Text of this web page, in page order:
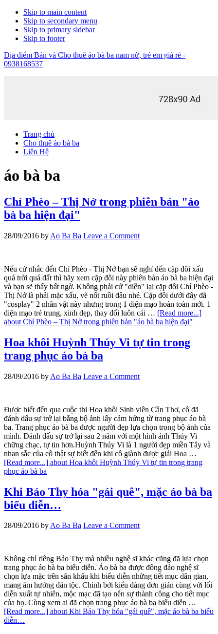
Skip to main content
Skip to secondary menu
Skip to primary sidebar
Skip to footer
Địa điểm Bán và Cho thuê áo bà ba nam nữ, trẻ em giá rẻ -
0938168537
Trang chủ
Cho thuê áo bà ba
Liên Hệ
áo bà ba
Chí Phèo – Thị Nở trong phiên bản "áo
bà ba hiện đại"
28/09/2016 by Ao Ba Ba Leave a Comment
Nếu cứ nhắc đến Chí Phèo - Thị Nở bạn sẽ nghỉ đến cặp đôi xấu
quá trời quá đất thì hãy xem cặp đôi này phiên bản áo bà ba hiện đại
và bạn sẽ thấy bất ngờ. Không phải cứ "diễn" lại cặp đôi Chí Phèo -
Thị Nở là phải mặc xấu, vẽ nốt ruồi đâu nhé. Cặp đôi dưới đây đã
"cosplay" 2 nhân vật này nhưng trong 1 diện mạo hoàn toàn mới. 1
diện mạo trẻ trung, xinh đẹp, thay đổi luôn cái … [Read more...]
about Chí Phèo – Thị Nở trong phiên bản "áo bà ba hiện đại"
Hoa khôi Huỳnh Thúy Vi tự tin trong
trang phục áo bà ba
28/09/2016 by Ao Ba Ba Leave a Comment
Được biết đến qua cuộc thi Hoa khôi Sinh viên Cần Thơ, cô đã
đánh dấu sự trở lại bằng bộ ảnh lấy cảm hứng từ trang phục áo bà
ba. Trang phục áo bà ba được người đẹp lựa chọn trong bộ ảnh của
mình. Đánh dấu sự trở lại sau 2 năm với một hình ảnh Thúy Vi
chững chạc, tự tin hơn.Huỳnh Thúy Vi là 1 người đẹp miền Tây và
nhan sắc của cô thật sự biết đến khi cô giành được giải Hoa …
[Read more...] about Hoa khôi Huỳnh Thúy Vi tự tin trong trang
phục áo bà ba
Khi Bảo Thy hóa "gái quê", mặc áo bà ba
biểu diễn…
28/09/2016 byAo Ba Ba Leave a Comment
Không chỉ riêng Bảo Thy mà nhiều nghệ sĩ khác cũng đã lựa chọn
trang phục áo bà ba biểu diễn. Áo bà ba được đông đảo nghệ sĩ
chọn lựa mặc trên sân khấu khi biểu diễn những tiết mục dân gian,
mang âm hưởng dân tộc. Chính bởi kiểu dáng đơn giản cùng với lối
diễn xuất tự nhiên, mộc mạc đã tạo nên sự thành công cho tiết mục
của họ. Cùng xem ai đã chọn trang phục áo bà ba biểu diễn …
[Read more...] about Khi Bảo Thy hóa "gái quê", mặc áo bà ba biểu
diễn…